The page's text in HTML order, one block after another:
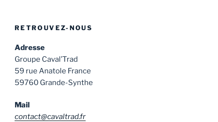
RETROUVEZ-NOUS
Adresse
Groupe Caval’Trad
59 rue Anatole France
59760 Grande-Synthe
Mail
contact@cavaltrad.fr